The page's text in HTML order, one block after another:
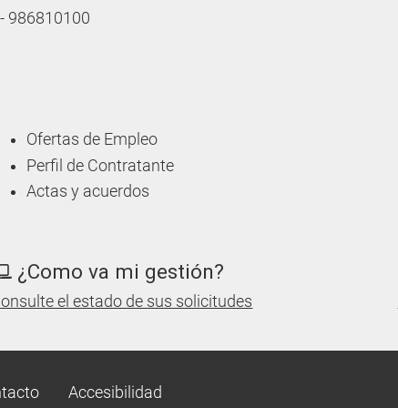
986810100
Ofertas de Empleo
Perfil de Contratante
Actas y acuerdos
¿Como va mi gestión?
el estado de sus solicitudes
Accesibilidad